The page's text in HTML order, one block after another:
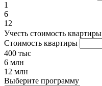
1
6
12
Учесть стоимость квартиры
Стоимость квартиры
400 тыс
6 млн
12 млн
Выберите программу